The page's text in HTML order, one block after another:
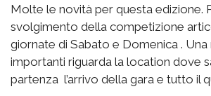
Molte le novità per questa edizione.
svolgimento della competizione
giornate di Sabato e Domenica .
importanti riguarda la location dove
partenza l’arrivo della gara e tutto il